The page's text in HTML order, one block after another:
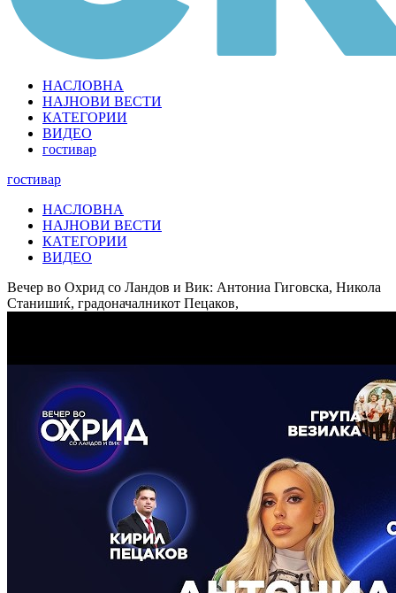
НАСЛОВНА
НАЈНОВИ ВЕСТИ
КАТЕГОРИИ
ВИДЕО
гостивар
гостивар
НАСЛОВНА
НАЈНОВИ ВЕСТИ
КАТЕГОРИИ
ВИДЕО
Вечер во Охрид со Ландов и Вик: Антониа Гиговска, Никола
Станишиќ, градоначалникот Пецаков,